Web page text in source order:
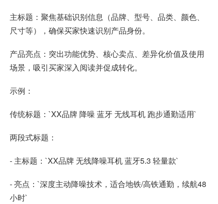
主标题：聚焦基础识别信息（品牌、型号、品类、颜色、
尺寸等），确保买家快速识别产品身份。
产品亮点：突出功能优势、核心卖点、差异化价值及使用
场景，吸引买家深入阅读并促成转化。
示例：
传统标题：`XX品牌 降噪 蓝牙 无线耳机 跑步通勤适用`
两段式标题：
- 主标题：`XX品牌 无线降噪耳机 蓝牙5.3 轻量款`
- 亮点：`深度主动降噪技术，适合地铁/高铁通勤，续航48
小时`